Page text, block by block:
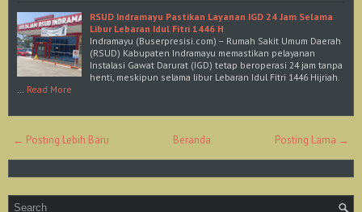
RSUD Indramayu Pastikan Layanan IGD 24 Jam Selama
Libur Lebaran Idul Fitri 1446 H
Indramayu (Buserpresisi.com) – Rumah Sakit Umum Daerah
(RSUD) Kabupaten Indramayu memastikan pelayanan
Instalasi Gawat Darurat (IGD) tetap beroperasi 24 jam tanpa
henti, meskipun selama libur Lebaran Idul Fitri 1446 Hijriah.
… Read More
← Posting Lebih Baru Posting Lama →
Beranda